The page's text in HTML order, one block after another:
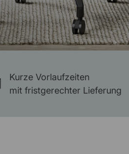
Kurze Vorlaufzeiten
mit fristgerechter Lieferung